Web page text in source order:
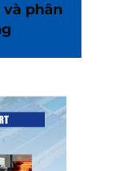
phân